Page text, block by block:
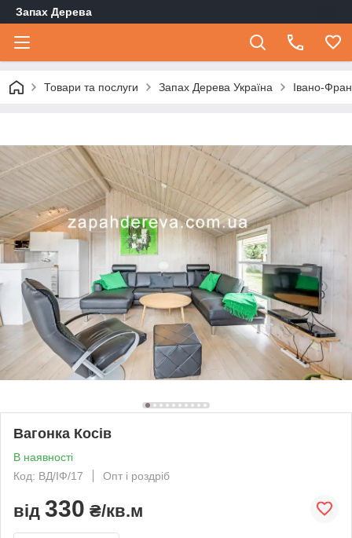
Запах Дерева
Товари та послуги Запах Дерева Україна Івано-
Вагонка Косів
В наявності
Код: ВД/ІФ/17
Опт і роздріб
від 330 ₴/кв.м